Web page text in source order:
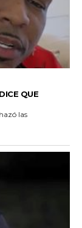
QUE
las